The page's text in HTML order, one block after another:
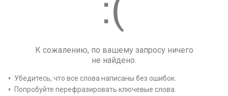
К сожалению, по вашему запросу ничего
не найдено.
Убедитесь, что все слова написаны без ошибок.
Попробуйте перефразировать ключевые слова.